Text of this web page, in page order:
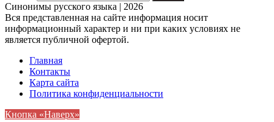
Синонимы русского языка | 2026
Вся представленная на сайте информация носит
информационный характер и ни при каких условиях не
является публичной офертой.
Главная
Контакты
Карта сайта
Политика конфиденциальности
Кнопка «Наверх»